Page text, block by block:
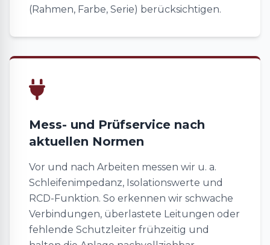
(Rahmen, Farbe, Serie) berücksichtigen.
Mess- und Prüfservice nach
aktuellen Normen
Vor und nach Arbeiten messen wir u. a.
Schleifenimpedanz, Isolationswerte und
RCD-Funktion. So erkennen wir schwache
Verbindungen, überlastete Leitungen oder
fehlende Schutzleiter frühzeitig und